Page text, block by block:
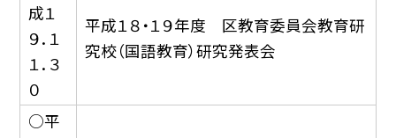
成１
９．１
１．３
０
平成１８・１９年度 区教育委員会教育研
究校（国語教育）研究発表会
○平